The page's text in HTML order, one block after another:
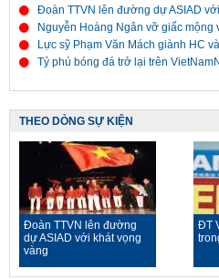
Đoàn TTVN lên đường dự ASIAD
Nguyễn Hoàng Ngân vỡ giấc mộng
Lực sỹ Phạm Văn Mách giành HC
Tỷ phú bóng đá trở lại trên
THEO DÒNG SỰ KIỆN
Đoàn TTVN lên đường
dự ASIAD với khát vọng
vàng
ĐT